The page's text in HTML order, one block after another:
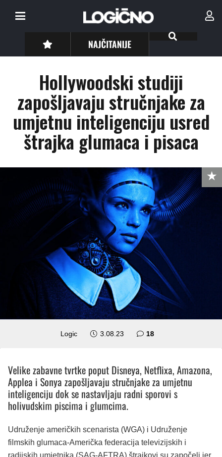
NAJČITANIJE
Hollywoodski studiji
zapošljavaju stručnjake za
umjetnu inteligenciju usred
štrajka glumaca i pisaca
Logic 3.08.23 18komentara
Velike zabavne tvrtke poput Disneya, Netflixa, Amazona,
Applea i Sonya zapošljavaju stručnjake za umjetnu
inteligenciju dok se nastavljaju radni sporovi s
holivudskim piscima i glumcima.
Udruženje američkih scenarista (WGA) i Udruženje
filmskih glumaca-Američka federacija televizijskih i
radijskih umjetnika (SAG-AFTRA) štrajkovi su započeli jer